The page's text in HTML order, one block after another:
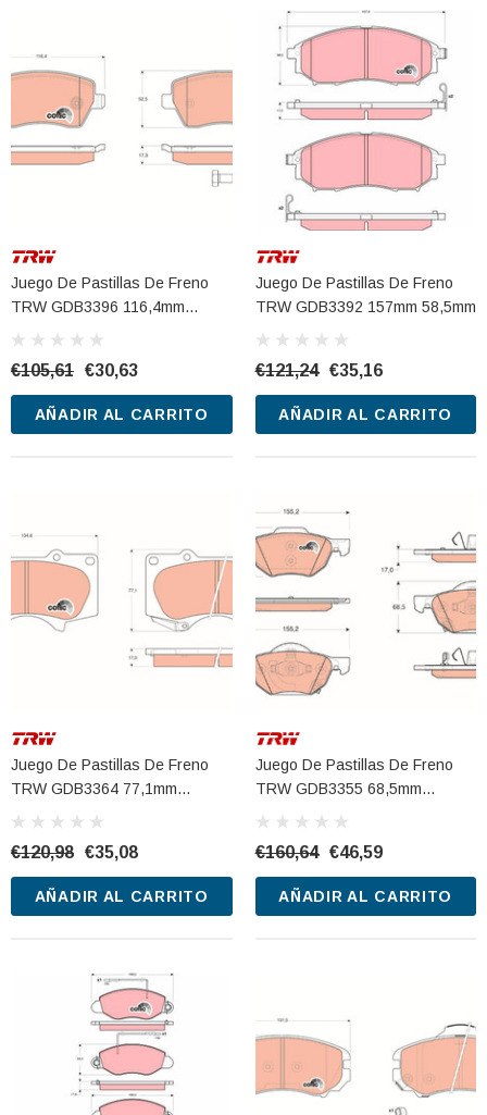
Juego De Pastillas De Freno
TRW GDB3396 116,4mm
52,5mm
€105,61 €30,63
AÑADIR AL CARRITO
Juego De Pastillas De Freno
TRW GDB3392 157mm 58,5mm
€121,24 €35,16
AÑADIR AL CARRITO
Juego De Pastillas De Freno
TRW GDB3364 77,1mm
€120,98 €35,08
AÑADIR AL CARRITO
Juego De Pastillas De Freno
TRW GDB3355 68,5mm
€160,64 €46,59
AÑADIR AL CARRITO